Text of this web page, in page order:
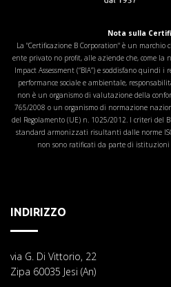
Nota sulla
La "Certificazione B Corporation" è un marchio
ente privato no profit, alle aziende che, come la
Impact Assessment (“BIA”) e soddisfano
performance sociale e ambientale,
non è un organismo di valutazione della
765/2008 o un organismo di normazione
del Regolamento (UE) n. 1025/2012. I criteri del
standard armonizzati risultanti dalle norme
non sono ratificati da parte di
INDIRIZZO
via G. Di Vittorio, 22
Zipa 60035 Jesi (An)